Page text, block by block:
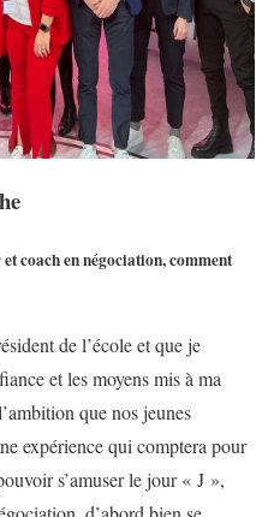
coach en négociation, comment
de l’école et que je
et les moyens mis à ma
que nos jeunes
expérience qui comptera pour
s’amuser le jour « J »,